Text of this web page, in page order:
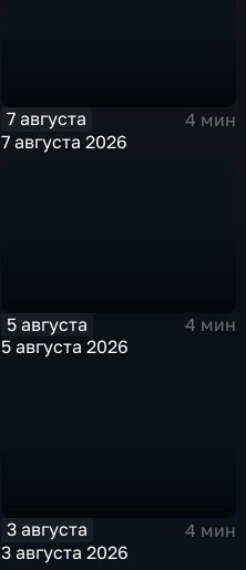
7 августа
4 мин
7 августа 2026
5 августа
4 мин
5 августа 2026
3 августа
4 мин
3 августа 2026